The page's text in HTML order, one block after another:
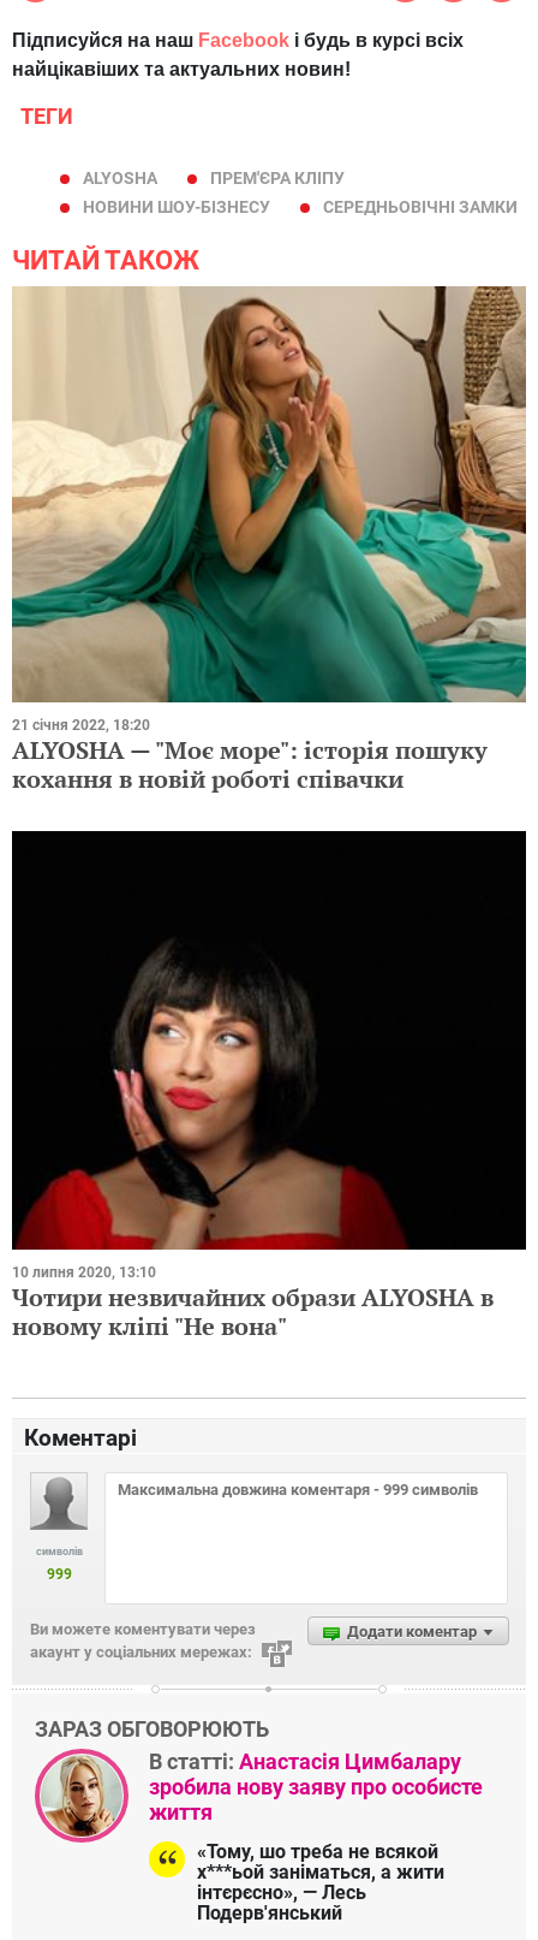
Підписуйся на наш Facebook і будь в курсі всіх
найцікавіших та актуальних новин!
ТЕГИ
ALYOSHA
ПРЕМ'ЄРА КЛІПУ
НОВИНИ ШОУ-БІЗНЕСУ
СЕРЕДНЬОВІЧНІ ЗАМКИ
ЧИТАЙ ТАКОЖ
21 січня 2022, 18:20
ALYOSHA — "Моє море": історія пошуку
кохання в новій роботі співачки
10 липня 2020, 13:10
Чотири незвичайних образи ALYOSHA в
новому кліпі "Не вона"
Коментарі
символів
999
Додати коментар
Ви можете коментувати через
акаунт у соціальних мережах:
ЗАРАЗ ОБГОВОРЮЮТЬ
В статті: Анастасія Цимбалару
зробила нову заяву про особисте
життя
«Тому, шо треба не всякой
х***ьой заніматься, а жити
інтєрєсно», — Лесь
Подерв'янський